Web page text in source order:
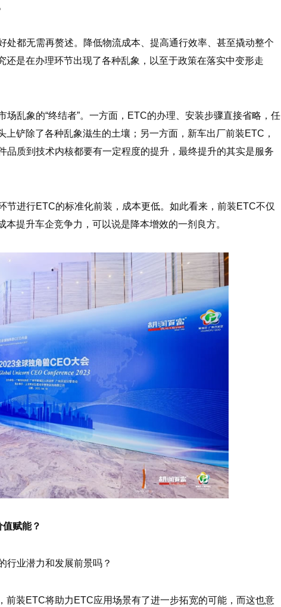
处都无需再赘述。降低物流成本、提高通行效率、甚至撬动整个
是在办理环节出现了各种乱象，以至于政策在落实中变形走
乱象的“终结者”。一方面，ETC的办理、安装步骤直接省略，任
铲除了各种乱象滋生的土壤；另一方面，新车出厂前装ETC，
品质到技术内核都要有一定程度的提升，最终提升的其实是服务
节进行ETC的标准化前装，成本更低。如此看来，前装ETC不仅
提升车企竞争力，可以说是降本增效的一剂良方。
赋能？
行业潜力和发展前景吗？
前装ETC将助力ETC应用场景有了进一步拓宽的可能，而这也意